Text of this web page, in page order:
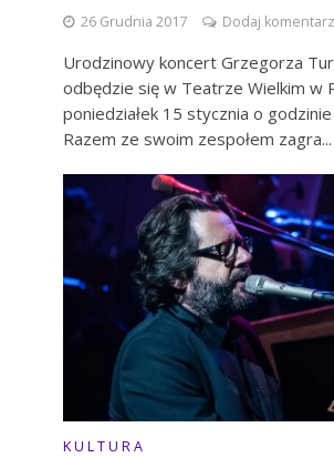
26 Grudnia 2017 Dodaj komentarz
Urodzinowy koncert Grzegorza
odbędzie się w Teatrze Wielkim w
poniedziałek 15 stycznia o
Razem ze swoim zespołem zagra...
K U L T U R A